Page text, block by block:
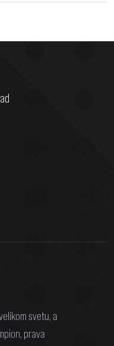
svetu, a
prava